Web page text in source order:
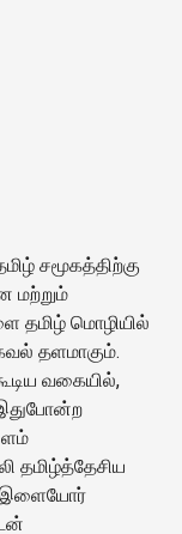
சமூகத்திற்கு
மற்றும்
தமிழ் மொழியில்
தளமாகும்.
வகையில்,
இதுபோன்ற
தமிழ்த்தேசிய
இளையோர்